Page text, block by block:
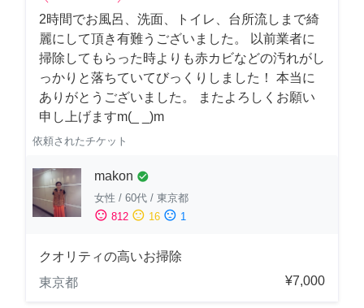
2時間でお風呂、洗面、トイレ、台所流しまで綺
麗にして頂き有難うございました。 以前業者に
掃除してもらった時よりも赤カビなどの汚れがし
っかりと落ちていてびっくりしました！ 本当に
ありがとうございました。 またよろしくお願い
申し上げますm(_ _)m
依頼されたチケット
makon check_circle
女性 / 60代 / 東京都
sentiment_satisfied 812 sentiment_neutral 16 sentiment_dissatisfied 1
クオリティの高いお掃除
東京都
¥7,000